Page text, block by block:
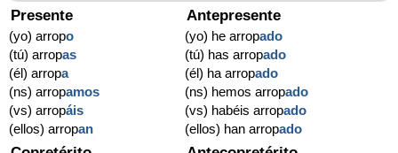
Presente
(yo) arropo
(tú) arropas
(él) arropa
(ns) arropamos
(vs) arropáis
(ellos) arropan
Antepresente
(yo) he arropado
(tú) has arropado
(él) ha arropado
(ns) hemos arropado
(vs) habéis arropado
(ellos) han arropado